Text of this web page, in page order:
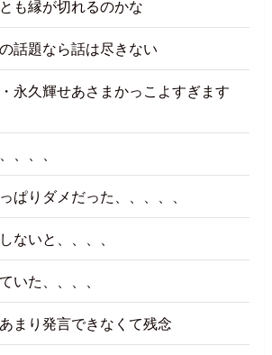
も縁が切れるのかな
話題なら話は尽きない
永久輝せあさまかっこよすぎます
、、、
ぱりダメだった、、、、、
ないと、、、、
いた、、、、
まり発言できなくて残念